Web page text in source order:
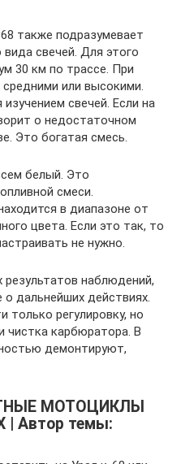
также подразумевает
свечей. Для этого
30 км по трассе. При
или высокими.
свечей. Если на
о недостаточном
Это богатая смесь.
белый. Это
смеси.
в диапазоне от
цвета. Если это так, то
не нужно.
наблюдений,
дальнейших действиях.
только регулировку, но
чистка карбюратора. В
демонтируют,
МОТОЦИКЛЫ
Автор темы: